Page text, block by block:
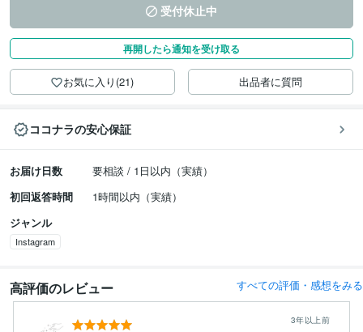
受付休止中
再開したら通知を受け取る
お気に入り(21) 出品者に質問
ココナラの安心保証
お届け日数
要相談 / 1日以内（実績）
初回返答時間
1時間以内（実績）
ジャンル
Instagram
高評価のレビュー すべての評価・感想をみる
3年以上前